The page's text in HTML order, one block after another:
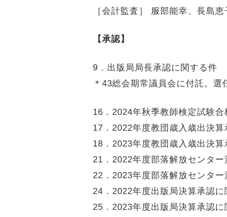
［会計監査］ 服部能幸、長島恵
【承認】
9．出版局局長承認に関する件
＊43総会期常議員会に付託。選
16．2024年秋季教師検定試験
17．2022年度教団歳入歳出決
18．2023年度教団歳入歳出決
21．2022年度部落解放センタ
22．2023年度部落解放センタ
24．2022年度出版局決算承認に
25．2023年度出版局決算承認に